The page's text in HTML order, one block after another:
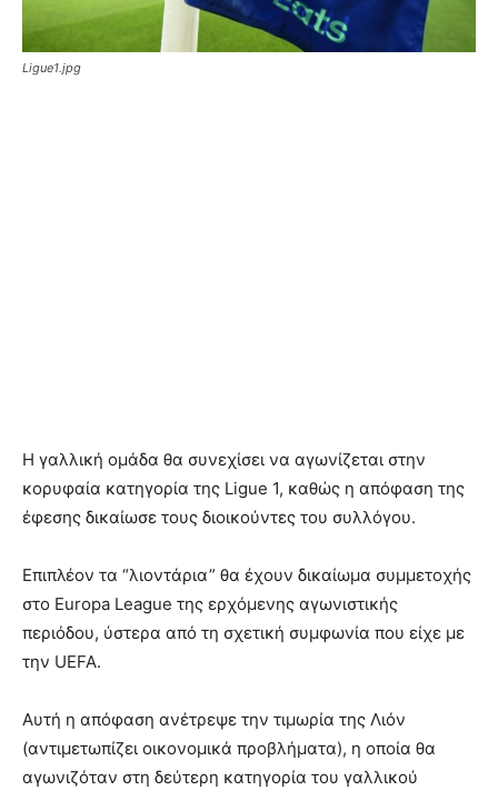
Ligue1.jpg
Η γαλλική ομάδα θα συνεχίσει να αγωνίζεται στην
κορυφαία κατηγορία της Ligue 1, καθώς η απόφαση της
έφεσης δικαίωσε τους διοικούντες του συλλόγου.
Επιπλέον τα “λιοντάρια” θα έχουν δικαίωμα συμμετοχής
στο Europa League της ερχόμενης αγωνιστικής
περιόδου, ύστερα από τη σχετική συμφωνία που είχε με
την UEFA.
Αυτή η απόφαση ανέτρεψε την τιμωρία της Λιόν
(αντιμετωπίζει οικονομικά προβλήματα), η οποία θα
αγωνιζόταν στη δεύτερη κατηγορία του γαλλικού